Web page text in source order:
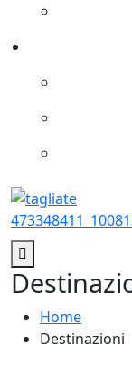
Home
Destinazioni